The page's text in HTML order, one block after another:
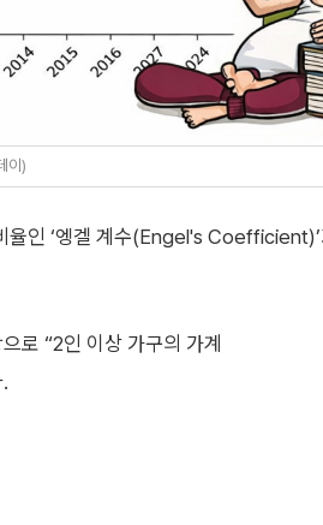
이)
율인 ‘엥겔 계수(Engel's
로 “2인 이상 가구의 가계